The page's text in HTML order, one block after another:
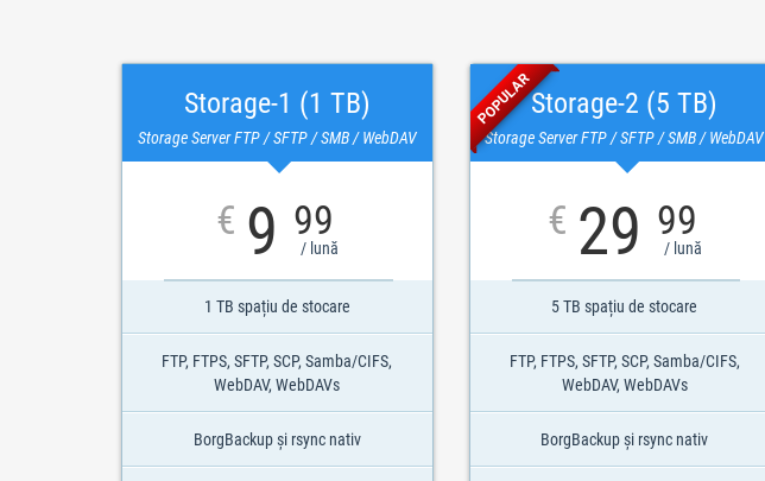
Storage-1 (1 TB)
Storage Server FTP / SFTP / SMB / WebDAV
€ 9 99
/ lună
1 TB spațiu de stocare
FTP, FTPS, SFTP, SCP, Samba/CIFS,
WebDAV, WebDAVs
BorgBackup și rsync nativ
Storage-2 (5 TB)
Storage Server FTP / SFTP / SMB / WebDAV
POPULAR
€ 29 99
/ lună
5 TB spațiu de stocare
FTP, FTPS, SFTP, SCP, Samba/CIFS,
WebDAV, WebDAVs
BorgBackup și rsync nativ